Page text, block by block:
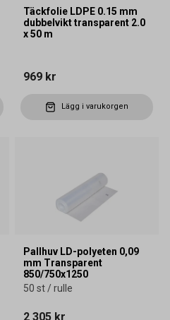
Täckfolie LDPE 0.15 mm
dubbelvikt transparent 2.0
x 50 m
969 kr
Lägg i varukorgen
Pallhuv LD-polyeten 0,09
mm Transparent
850/750x1250
50 st / rulle
2 305 kr